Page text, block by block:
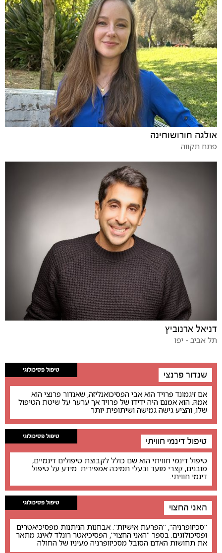
אולגה חורושוחינה
פתח תקווה
דניאל ארנוביץ
תל אביב - יפו
טיפול פסיכולוגי שנדור פרנצי
אם זיגמונד פרויד הוא אבי הפסיכואנליזה, שאנדור פרנצי הוא
אמהּ. הוא אמנם היה ידידו של פרויד אך ערער על שיטת הטיפול
שלו, והציע גישה גמישה ושיתופית יותר
טיפול פסיכולוגי טיפול דינמי חוויתי
טיפול דינמי חוויתי הוא שם כולל לקבוצת טיפולים דינמיים,
מובנים, קצרי מועד ובעלי תמיכה אמפירית. מידע על טיפול
דינמי חוויתי.
טיפול פסיכולוגי האני החצוי
"סכיזופרניה", "הפרעת אישיות": אבחנות הניתנות מפסיכיאטרים
ופסיכולוגים. בספר "האני החצוי", הפסיכיאטר רונלד לאינג מתאר
את תחושות האדם הסובל מסכיזופרניה מעיניו של החולה